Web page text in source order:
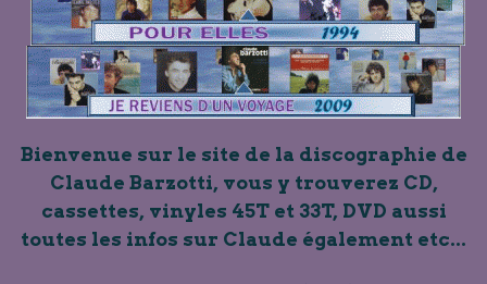
Bienvenue sur le site de la discographie de
Claude Barzotti, vous y trouverez CD,
cassettes, vinyles 45T et 33T, DVD aussi
toutes les infos sur Claude également etc...